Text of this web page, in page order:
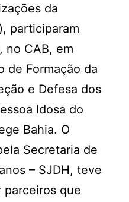
da
participaram
no CAB, em
de Formação da
e Defesa dos
Idosa do
Bahia. O
Secretaria de
– SJDH, teve
que